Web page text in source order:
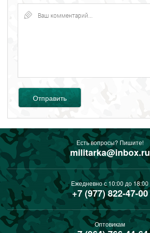
Отправить
Есть вопросы? Пишите!
militarka@inbox.ru
Ежедневно с 10:00 до 18:00
+7 (977) 822-47-00
Оптовикам